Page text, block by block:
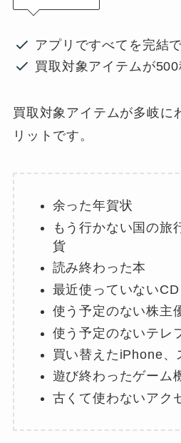
アプリですべてを完結
買取対象アイテムが
買取対象アイテムが多岐に
リットです。
余った年賀状
もう行かない国の旅
貨
読み終わった本
最近使っていない
使う予定のない株主
使う予定のないテレ
買い替えたiPhone、
遊び終わったゲーム
古くて使わないアク